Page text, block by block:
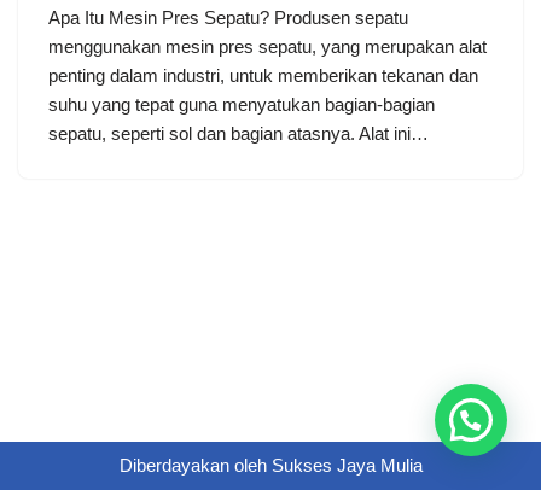
Apa Itu Mesin Pres Sepatu? Produsen sepatu
menggunakan mesin pres sepatu, yang merupakan alat
penting dalam industri, untuk memberikan tekanan dan
suhu yang tepat guna menyatukan bagian-bagian
sepatu, seperti sol dan bagian atasnya. Alat ini…
Diberdayakan oleh Sukses Jaya Mulia